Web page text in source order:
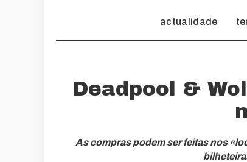
actualidade
Deadpool &
As compras podem ser feitas nos